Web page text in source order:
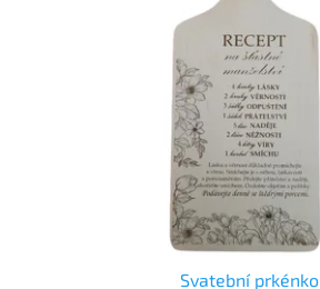
Svatební prkénko